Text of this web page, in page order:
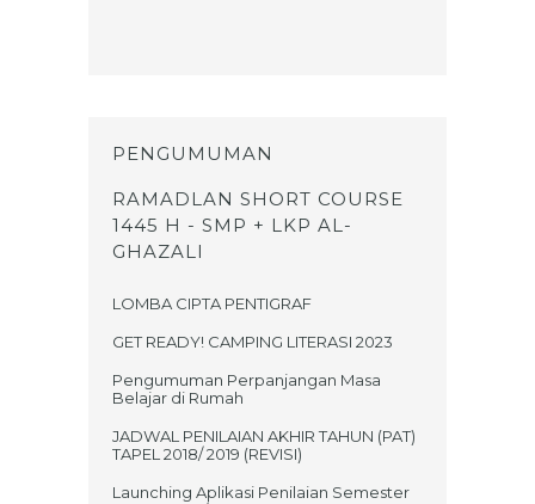
PENGUMUMAN
RAMADLAN SHORT COURSE
1445 H - SMP + LKP AL-
GHAZALI
LOMBA CIPTA PENTIGRAF
GET READY! CAMPING LITERASI 2023
Pengumuman Perpanjangan Masa
Belajar di Rumah
JADWAL PENILAIAN AKHIR TAHUN (PAT)
TAPEL 2018/ 2019 (REVISI)
Launching Aplikasi Penilaian Semester